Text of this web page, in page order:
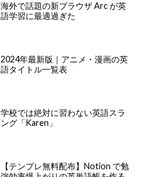
海外で話題の新ブラウザ Arc が英
語学習に最適過ぎた
2024年最新版｜アニメ・漫画の英
語タイトル一覧表
学校では絶対に習わない英語スラ
ング「Karen」
【テンプレ無料配布】Notion で勉